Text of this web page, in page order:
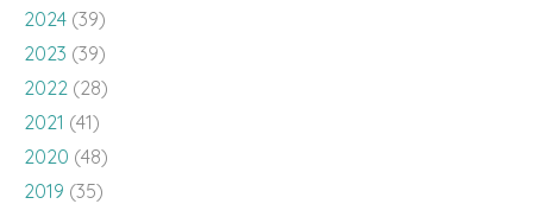
2024 (39)
2023 (39)
2022 (28)
2021 (41)
2020 (48)
2019 (35)